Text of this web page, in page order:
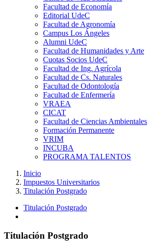
Facultad de Economía
Editorial UdeC
Facultad de Agronomía
Campus Los Ángeles
Alumni UdeC
Facultad de Humanidades y Arte
Cuotas Socios UdeC
Facultad de Ing. Agrícola
Facultad de Cs. Naturales
Facultad de Odontología
Facultad de Enfermería
VRAEA
CICAT
Facultad de Ciencias Ambientales
Formación Permanente
VRIM
INCUBA
PROGRAMA TALENTOS
Inicio
Impuestos Universitarios
Titulación Postgrado
Titulación Postgrado
Titulación Postgrado